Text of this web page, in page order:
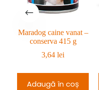
Maradog caine vanat –
conserva 415 g
3,64lei
Adaugă în coș